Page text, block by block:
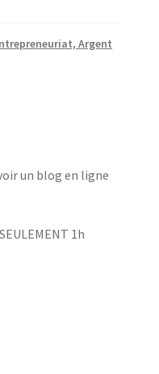
Argent
un blog en ligne
1h